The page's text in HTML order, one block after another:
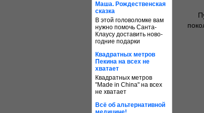
Маша. Рождест­венская
сказка
В этой голо­во­ломке вам
нужно помочь Санта-
Клаусу доставить ново­
годние подарки
Квад­ратных метров
Пекина на всех не
хватает
Квад­ратных метров
"Made in China" на всех
не хватает
Всё об альтер­на­тивной